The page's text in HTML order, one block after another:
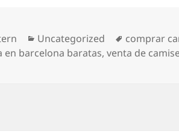
Categorías
Uncategorized Etiquetas
comprar
en barcelona baratas,venta de